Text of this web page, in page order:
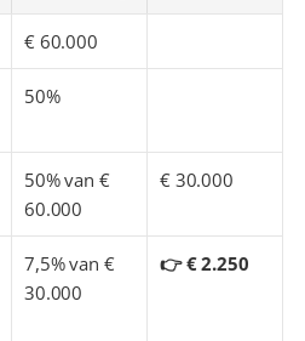
€ 60.000
50%
50% van €
60.000
€ 30.000
7,5% van €
30.000
👉 € 2.250